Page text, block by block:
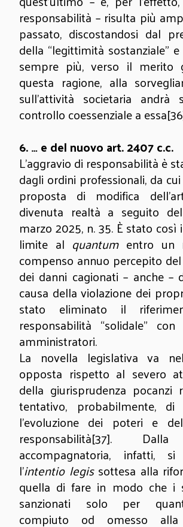
responsabilità – risulta più
passato, discostandosi dal
della “legittimità sostanziale”
sempre più, verso il merito
questa ragione, alla
sull’attività societaria andrà
controllo coessenziale a essa
6.… e del nuovo art. 2407 c.c.
L’aggravio di responsabilità è
dagli ordini professionali, da
proposta di modifica
divenuta realtà a seguito
marzo 2025, n. 35. È stato
limite al quantum entro un
compenso annuo percepito
dei danni cagionati – anche –
causa della violazione dei
stato eliminato il
responsabilità “solidale”
amministratori.
La novella legislativa va
opposta rispetto al severo
della giurisprudenza pocanzi
tentativo, probabilmente, di
l’evoluzione dei poteri e
responsabilità[37]. Dalla
accompagnatoria, infatti,
l’intentio legissottesa alla
quella di fare in modo che i
sanzionati solo per
compiuto od omesso